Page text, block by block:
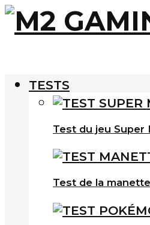
TESTS
Test du jeu Super
Test de la